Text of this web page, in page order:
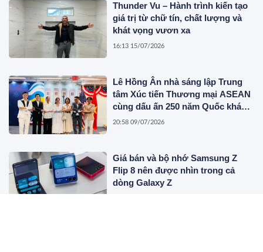
Thunder Vu – Hành trình kiến tạo
giá trị từ chữ tín, chất lượng và
khát vọng vươn xa
16:13 15/07/2026
Lê Hồng Ân nhà sáng lập Trung
tâm Xúc tiến Thương mại ASEAN
cùng dấu ấn 250 năm Quốc khánh
Hoa Kỳ
20:58 09/07/2026
Giá bán và bộ nhớ Samsung Z
Flip 8 nên được nhìn trong cả
dòng Galaxy Z